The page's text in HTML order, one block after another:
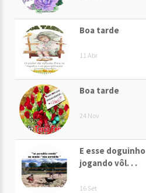
Boa tarde
11 Abr
Boa tarde
24 Nov
E esse doguinho
jogando vôl. . .
16 Set